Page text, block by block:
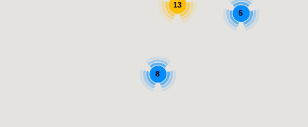
5
13
8